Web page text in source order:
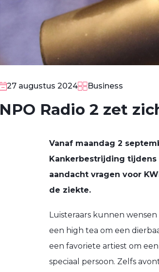
27 augustus 2024 Business
NPO Radio 2 zet
Vanaf maandag 2
Kankerbestrijding tijdens
aandacht vragen voor
de ziekte.
Luisteraars kunnen
een high tea om een
een favoriete artiest om
speciaal persoon. Zelfs